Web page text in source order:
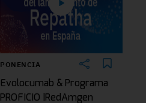
PONENCIA
Evolocumab & Programa
PROFICIO |RedAmgen